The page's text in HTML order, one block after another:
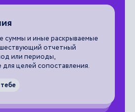
суммы и иные раскрываемые
отчетный
или периоды,
целей сопоставления.